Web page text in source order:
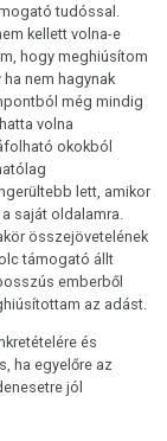
tudóssal.
kellett volna-e
hogy meghiúsítom
nem hagynak
még mindig
volna
okokból
lett, amikor
saját oldalamra.
összejövetelének
támogató állt
emberből
az adást.
és
ha egyelőre az
jól